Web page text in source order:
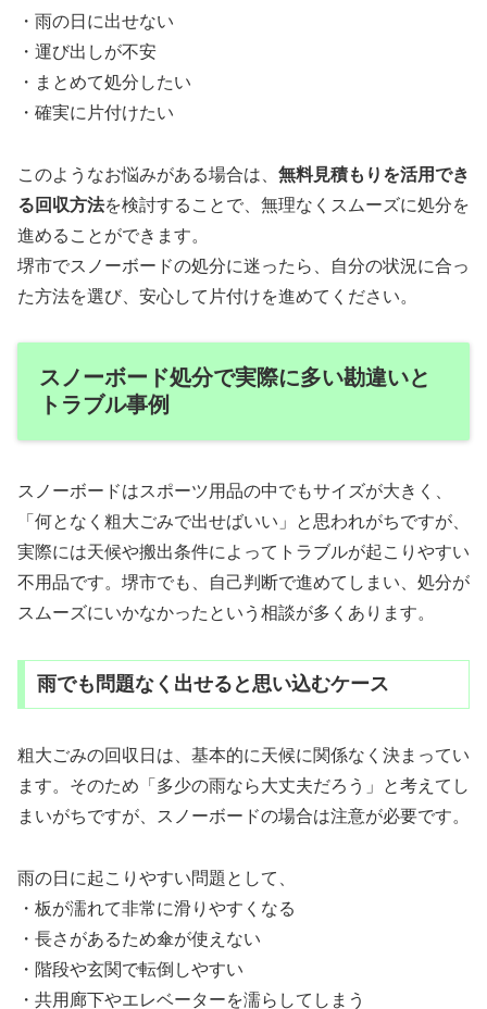
・雨の日に出せない
・運び出しが不安
・まとめて処分したい
・確実に片付けたい
このようなお悩みがある場合は、 無料見積もりを活用でき
る回収方法を検討することで、無理なくスムーズに処分を
進めることができます。
堺市でスノーボードの処分に迷ったら、自分の状況に合っ
た方法を選び、安心して片付けを進めてください。
スノーボード処分で実際に多い勘違いと
トラブル事例
スノーボードはスポーツ用品の中でもサイズが大きく、
「何となく粗大ごみで出せばいい」と思われがちですが、
実際には天候や搬出条件によってトラブルが起こりやすい
不用品です。堺市でも、自己判断で進めてしまい、処分が
スムーズにいかなかったという相談が多くあります。
雨でも問題なく出せると思い込むケース
粗大ごみの回収日は、基本的に天候に関係なく決まってい
ます。そのため「多少の雨なら大丈夫だろう」と考えてし
まいがちですが、スノーボードの場合は注意が必要です。
雨の日に起こりやすい問題として、
・板が濡れて非常に滑りやすくなる
・長さがあるため傘が使えない
・階段や玄関で転倒しやすい
・共用廊下やエレベーターを濡らしてしまう